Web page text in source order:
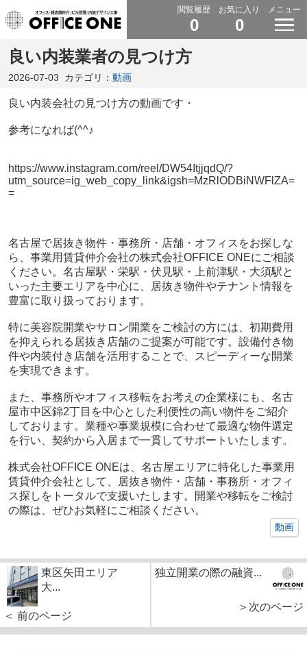
閲覧履歴
0
お気に入り
0
メニュー
良い内装業者の見つけ方
2026-07-03 カテゴリ： 動画
良い内装会社の見つけ方の動画です・
参考になれば(^^♪
https://www.instagram.com/reel/DW54ItjjqdQ/?
utm_source=ig_web_copy_link&igsh=MzRlODBiNWFlZA=
=
名古屋で居抜き物件・事務所・店舗・オフィスをお探しな
ら、事業用賃貸仲介会社の株式会社OFFICE ONEにご相談
ください。名古屋駅・栄駅・伏見駅・上前津駅・大須駅と
いった主要エリアを中心に、居抜き物件やテナント情報を
豊富に取り扱っております。
特に美容院開業やサロン開業をご検討の方には、初期費用
を抑えられる居抜き店舗のご提案が可能です。設備付き物
件や内装付き店舗を活用することで、スピーディーな開業
を実現できます。
また、事務所やオフィス移転をお考えの企業様にも、名古
屋市中区錦2丁目を中心とした利便性の高い物件をご紹介
しております。業種や事業規模に合わせて最適な物件選定
を行い、契約から入居まで一貫してサポートいたします。
株式会社OFFICE ONEは、名古屋エリアに特化した事業用
賃貸仲介会社として、居抜き物件・店舗・事務所・オフィ
ス探しをトータルで支援いたします。開業や移転をご検討
の際は、ぜひお気軽にご相談ください。
動画
東区矢田エリア
大...
＜ 前のページ
独立開業の際の融資...
＞次のページ